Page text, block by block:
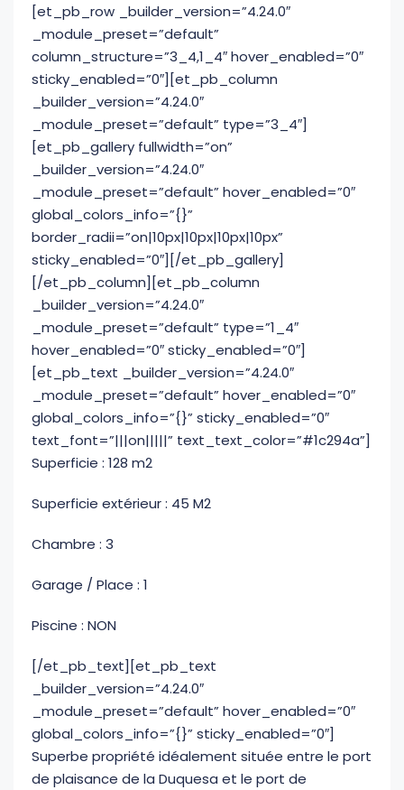
[et_pb_row _builder_version=”4.24.0″
_module_preset=”default”
column_structure=”3_4,1_4″ hover_enabled=”0″
sticky_enabled=”0″][et_pb_column
_builder_version=”4.24.0″
_module_preset=”default” type=”3_4″]
[et_pb_gallery fullwidth=”on”
_builder_version=”4.24.0″
_module_preset=”default” hover_enabled=”0″
global_colors_info=”{}”
border_radii=”on|10px|10px|10px|10px”
sticky_enabled=”0″][/et_pb_gallery]
[/et_pb_column][et_pb_column
_builder_version=”4.24.0″
_module_preset=”default” type=”1_4″
hover_enabled=”0″ sticky_enabled=”0″]
[et_pb_text _builder_version=”4.24.0″
_module_preset=”default” hover_enabled=”0″
global_colors_info=”{}” sticky_enabled=”0″
text_font=”|||on|||||” text_text_color=”#1c294a”]
Superficie : 128 m2
Superficie extérieur : 45 M2
Chambre : 3
Garage / Place : 1
Piscine : NON
[/et_pb_text][et_pb_text
_builder_version=”4.24.0″
_module_preset=”default” hover_enabled=”0″
global_colors_info=”{}” sticky_enabled=”0″]
Superbe propriété idéalement située entre le port
de plaisance de la Duquesa et le port de